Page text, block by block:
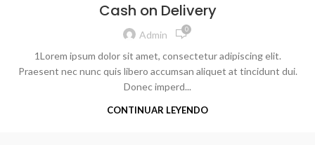
Cash on Delivery
Admin 0
1Lorem ipsum dolor sit amet, consectetur adipiscing elit.
Praesent nec nunc quis libero accumsan aliquet at tincidunt dui.
Donec imperd...
CONTINUAR LEYENDO